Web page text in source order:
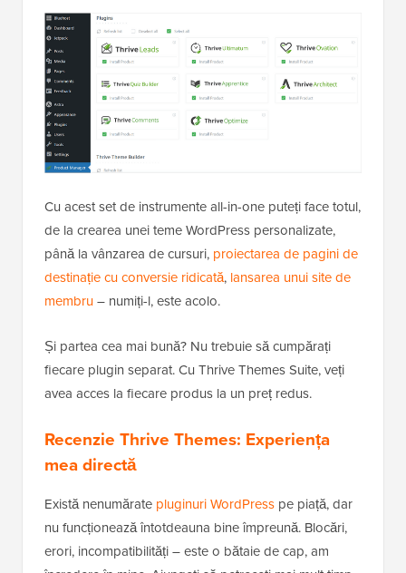
Cu acest set de instrumente all-in-one puteți face totul,
de la crearea unei teme WordPress personalizate,
până la vânzarea de cursuri, proiectarea de pagini de
destinație cu conversie ridicată, lansarea unui site de
membru– numiți-l, este acolo.
Și partea cea mai bună? Nu trebuie să cumpărați
fiecare plugin separat. Cu Thrive Themes Suite, veți
avea acces la fiecare produs la un preț redus.
Recenzie Thrive Themes: Experiența
mea directă
Există nenumărate pluginuri WordPress pe piață, dar
nu funcționează întotdeauna bine împreună. Blocări,
erori, incompatibilități – este o bătaie de cap, am